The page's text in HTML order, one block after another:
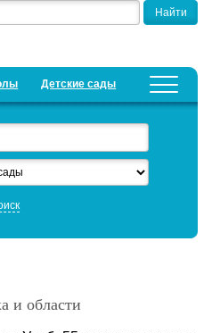
Детские сады
Предложить новость
и области